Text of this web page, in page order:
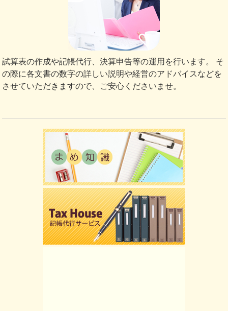
試算表の作成や記帳代行、決算申告等の運用を行います。 そ
の際に各文書の数字の詳しい説明や経営のアドバイスなどを
させていただきますので、ご安心くださいませ。